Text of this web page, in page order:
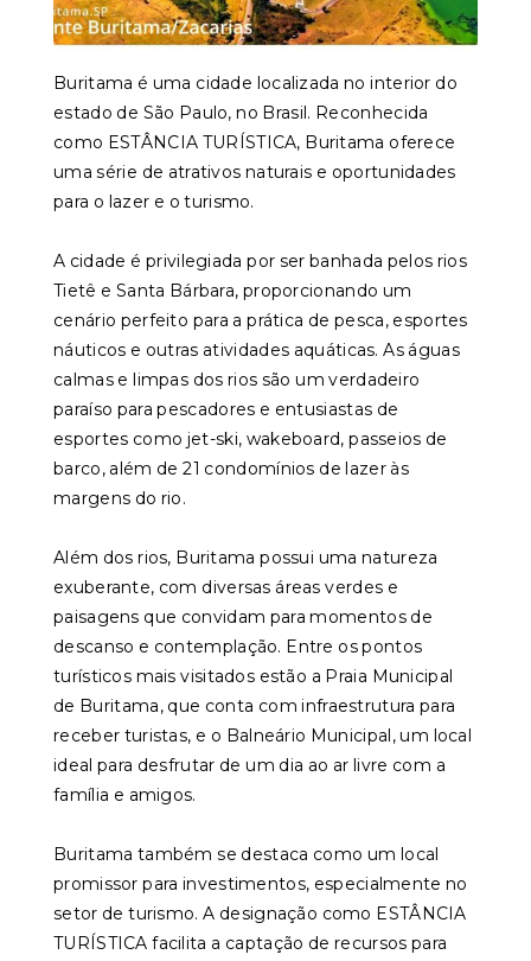
Buritama é uma cidade localizada no interior do
estado de São Paulo, no Brasil. Reconhecida
como ESTÂNCIA TURÍSTICA, Buritama oferece
uma série de atrativos naturais e oportunidades
para o lazer e o turismo.
A cidade é privilegiada por ser banhada pelos rios
Tietê e Santa Bárbara, proporcionando um
cenário perfeito para a prática de pesca, esportes
náuticos e outras atividades aquáticas. As águas
calmas e limpas dos rios são um verdadeiro
paraíso para pescadores e entusiastas de
esportes como jet-ski, wakeboard, passeios de
barco, além de 21 condomínios de lazer às
margens do rio.
Além dos rios, Buritama possui uma natureza
exuberante, com diversas áreas verdes e
paisagens que convidam para momentos de
descanso e contemplação. Entre os pontos
turísticos mais visitados estão a Praia Municipal
de Buritama, que conta com infraestrutura para
receber turistas, e o Balneário Municipal, um local
ideal para desfrutar de um dia ao ar livre com a
família e amigos.
Buritama também se destaca como um local
promissor para investimentos, especialmente no
setor de turismo. A designação como ESTÂNCIA
TURÍSTICA facilita a captação de recursos para